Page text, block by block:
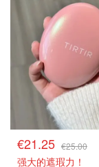
€21.25 €25.00
强大的遮瑕力！